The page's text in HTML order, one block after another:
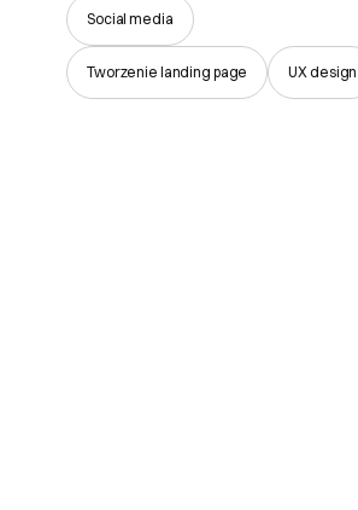
Social media
Tworzenie landing page UX design